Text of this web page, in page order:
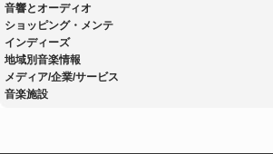
音響とオーディオ
ショッピング・メンテ
インディーズ
地域別音楽情報
メディア/企業/サービス
音楽施設